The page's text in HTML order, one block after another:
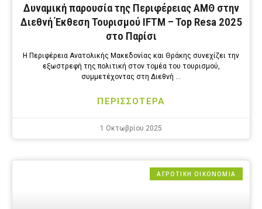
Δυναμική παρουσία της Περιφέρειας ΑΜΘ στην
Διεθνή Έκθεση Τουρισμού IFTM – Top Resa 2025
στο Παρίσι
Η Περιφέρεια Ανατολικής Μακεδονίας και Θράκης συνεχίζει την
εξωστρεφή της πολιτική στον τομέα του τουρισμού,
συμμετέχοντας στη Διεθνή …
ΠΕΡΙΣΣΟΤΕΡΑ
1 Οκτωβρίου 2025
ΑΓΡΟΤΙΚΗ ΟΙΚΟΝΟΜΙΑ